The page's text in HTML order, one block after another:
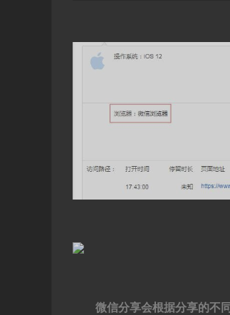
微信分享会根据分享的不